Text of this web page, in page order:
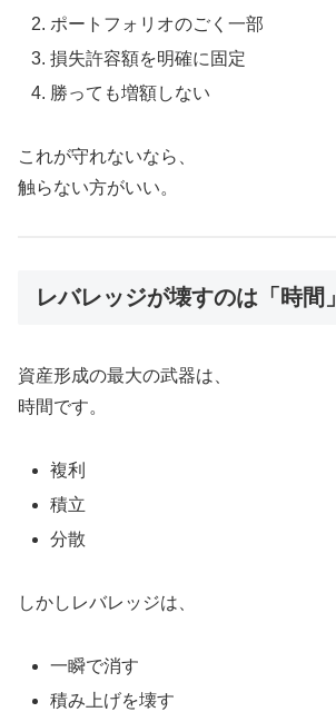
ポートフォリオのごく一部
損失許容額を明確に固定
勝っても増額しない
これが守れないなら、
触らない方がいい。
レバレッジが壊すのは「時間」
資産形成の最大の武器は、
時間です。
複利
積立
分散
しかしレバレッジは、
一瞬で消す
積み上げを壊す